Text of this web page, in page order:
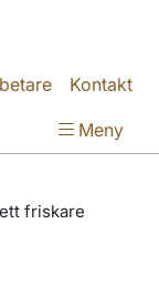
Kontakt
Meny
friskare